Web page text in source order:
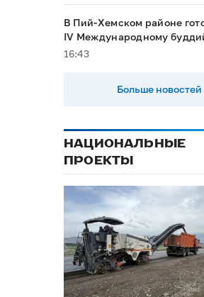
В Пий-Хемском районе
IV Международному
форуму
16:43
Больше новостей
НАЦИОНАЛЬНЫЕ
ПРОЕКТЫ